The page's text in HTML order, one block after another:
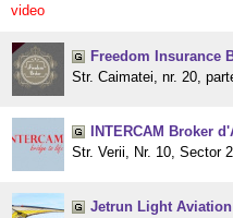
video
Freedom Insurance
Str. Caimatei, nr. 20,
INTERCAM Broker
Str. Verii, Nr. 10, Sector
Jetrun Light